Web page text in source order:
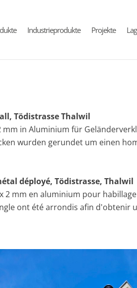
Industrieprodukte Projekte
Tödistrasse Thalwil
mm in Aluminium für
wurden gerundet um einen
déployé, Tödistrasse, Thalwil
2 mm en aluminium pour
ont été arrondis afin